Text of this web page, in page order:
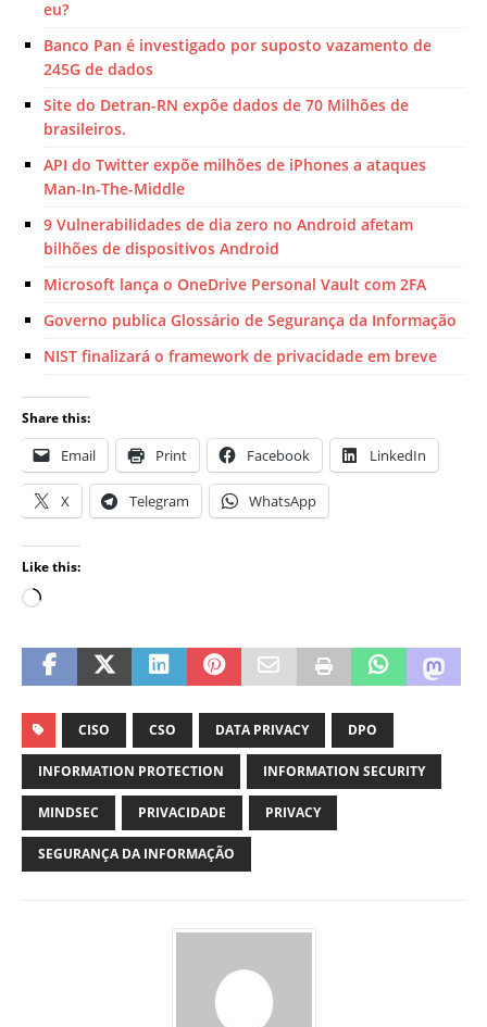
eu?
Banco Pan é investigado por suposto vazamento de
245G de dados
Site do Detran-RN expõe dados de 70 Milhões de
brasileiros.
API do Twitter expõe milhões de iPhones a ataques
Man-In-The-Middle
9 Vulnerabilidades de dia zero no Android afetam
bilhões de dispositivos Android
Microsoft lança o OneDrive Personal Vault com 2FA
Governo publica Glossário de Segurança da Informação
NIST finalizará o framework de privacidade em breve
Share this:
Email Print Facebook LinkedIn
X Telegram WhatsApp
Like this:
CISO CSO DATA PRIVACY DPO
INFORMATION PROTECTION INFORMATION SECURITY
MINDSEC PRIVACIDADE PRIVACY
SEGURANÇA DA INFORMAÇÃO